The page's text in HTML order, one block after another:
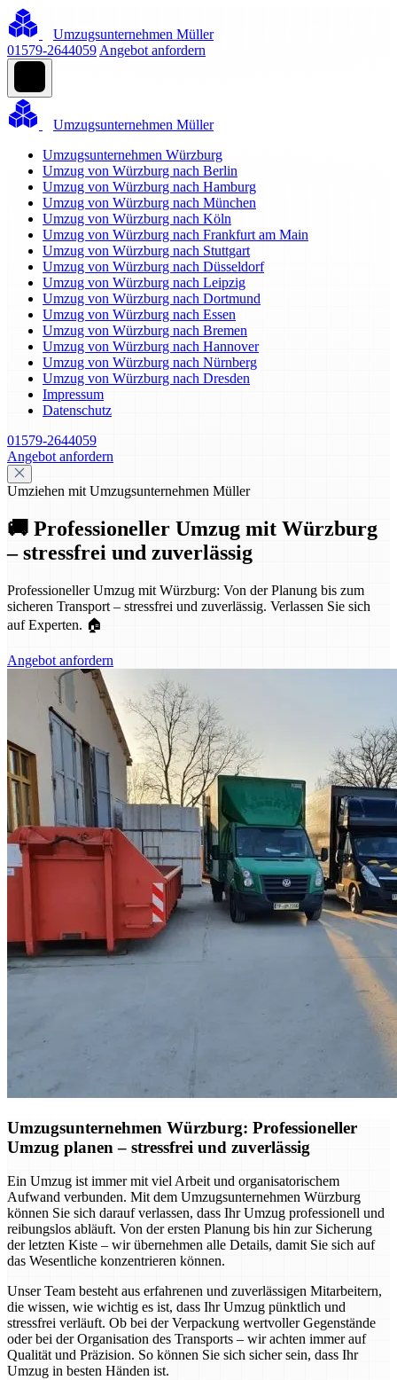
Umzugsunternehmen Müller
01579-2644059 Angebot anfordern
Umzugsunternehmen Müller
Umzugsunternehmen Würzburg
Umzug von Würzburg nach Berlin
Umzug von Würzburg nach Hamburg
Umzug von Würzburg nach München
Umzug von Würzburg nach Köln
Umzug von Würzburg nach Frankfurt am Main
Umzug von Würzburg nach Stuttgart
Umzug von Würzburg nach Düsseldorf
Umzug von Würzburg nach Leipzig
Umzug von Würzburg nach Dortmund
Umzug von Würzburg nach Essen
Umzug von Würzburg nach Bremen
Umzug von Würzburg nach Hannover
Umzug von Würzburg nach Nürnberg
Umzug von Würzburg nach Dresden
Impressum
Datenschutz
01579-2644059
Angebot anfordern
Umziehen mit Umzugsunternehmen Müller
🚚 Professioneller Umzug mit Würzburg
– stressfrei und zuverlässig
Professioneller Umzug mit Würzburg: Von der Planung bis zum
sicheren Transport – stressfrei und zuverlässig. Verlassen Sie sich
auf Experten. 🏠
Angebot anfordern
Umzugsunternehmen Würzburg: Professioneller
Umzug planen – stressfrei und zuverlässig
Ein Umzug ist immer mit viel Arbeit und organisatorischem
Aufwand verbunden. Mit dem Umzugsunternehmen Würzburg
können Sie sich darauf verlassen, dass Ihr Umzug professionell und
reibungslos abläuft. Von der ersten Planung bis hin zur Sicherung
der letzten Kiste – wir übernehmen alle Details, damit Sie sich auf
das Wesentliche konzentrieren können.
Unser Team besteht aus erfahrenen und zuverlässigen Mitarbeitern,
die wissen, wie wichtig es ist, dass Ihr Umzug pünktlich und
stressfrei verläuft. Ob bei der Verpackung wertvoller Gegenstände
oder bei der Organisation des Transports – wir achten immer auf
Qualität und Präzision. So können Sie sich sicher sein, dass Ihr
Umzug in besten Händen ist.